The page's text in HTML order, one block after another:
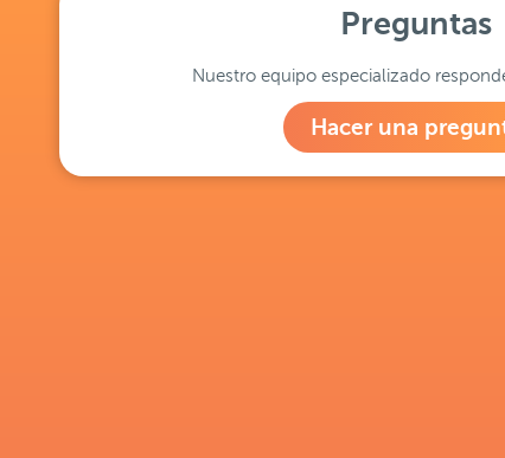
Preguntas
Nuestro equipo especializado
Hacer una